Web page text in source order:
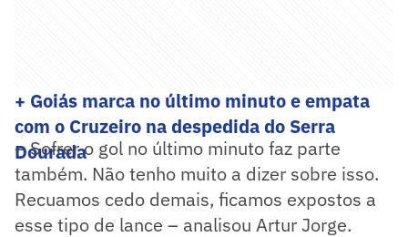
+ Goiás marca no último minuto e empata
com o Cruzeiro na despedida do Serra
Dourada
– Sofrer o gol no último minuto faz parte
também. Não tenho muito a dizer sobre isso.
Recuamos cedo demais, ficamos expostos a
esse tipo de lance – analisou Artur Jorge.